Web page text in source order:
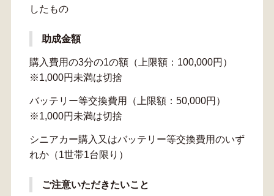
したもの
助成金額
購入費用の3分の1の額（上限額：100,000円）
※1,000円未満は切捨
バッテリー等交換費用（上限額：50,000円）
※1,000円未満は切捨
シニアカー購入又はバッテリー等交換費用のいず
れか（1世帯1台限り）
ご注意いただきたいこと